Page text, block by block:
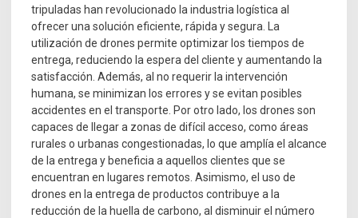
tripuladas han revolucionado la industria logística al
ofrecer una solución eficiente, rápida y segura. La
utilización de drones permite optimizar los tiempos de
entrega, reduciendo la espera del cliente y aumentando la
satisfacción. Además, al no requerir la intervención
humana, se minimizan los errores y se evitan posibles
accidentes en el transporte. Por otro lado, los drones son
capaces de llegar a zonas de difícil acceso, como áreas
rurales o urbanas congestionadas, lo que amplía el alcance
de la entrega y beneficia a aquellos clientes que se
encuentran en lugares remotos. Asimismo, el uso de
drones en la entrega de productos contribuye a la
reducción de la huella de carbono, al disminuir el número